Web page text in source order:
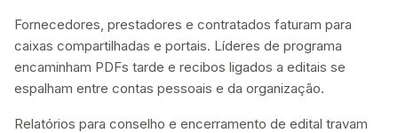
Fornecedores, prestadores e contratados faturam para
caixas compartilhadas e portais. Líderes de programa
encaminham PDFs tarde e recibos ligados a editais se
espalham entre contas pessoais e da organização.
Relatórios para conselho e encerramento de edital travam